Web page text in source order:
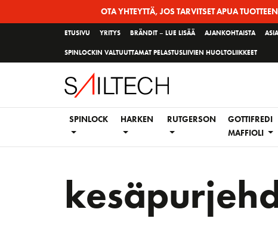
OTA YHTEYTTÄ, JOS TARVITSET APUA
ETUSIVU YRITYS BRÄNDIT – LUE LISÄÄ AJANKOHTAISTA
SPINLOCKIN VALTUUTTAMAT PELASTUSLIIVIEN HUOLTOLIIKKEET
SPINLOCK HARKEN RUTGERSON
GOTTIFREDI
MAFFIOLI